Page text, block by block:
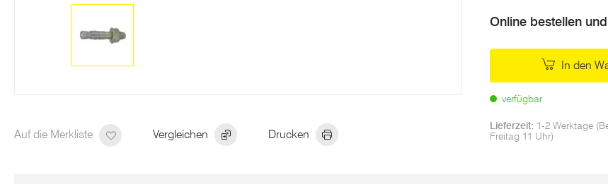
Auf die Merkliste Vergleichen Drucken
Online bestellen
In den
verfügbar
Lieferzeit: 1-2 Werktage
Freitag 11 Uhr)